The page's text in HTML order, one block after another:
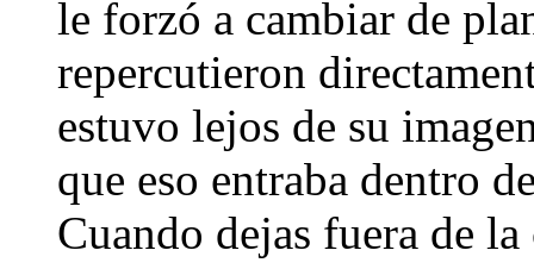
le forzó a cambiar de
repercutieron
estuvo lejos de su
que eso entraba dentro
Cuando dejas fuera de